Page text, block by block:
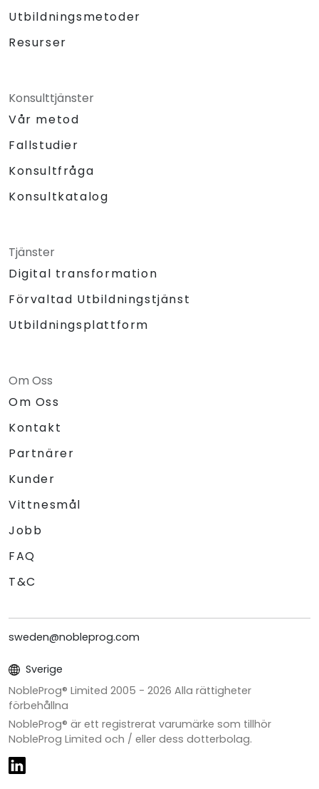
Utbildningsmetoder
Resurser
Konsulttjänster
Vår metod
Fallstudier
Konsultfråga
Konsultkatalog
Tjänster
Digital transformation
Förvaltad Utbildningstjänst
Utbildningsplattform
Om Oss
Om Oss
Kontakt
Partnärer
Kunder
Vittnesmål
Jobb
FAQ
T&C
sweden@nobleprog.com
Sverige
NobleProg® Limited 2005 - 2026 Alla rättigheter
förbehållna
NobleProg® är ett registrerat varumärke som tillhör
NobleProg Limited och / eller dess dotterbolag.